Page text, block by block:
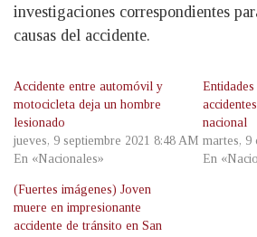
investigaciones correspondientes
causas del accidente.
Accidente entre automóvil y
motocicleta deja un hombre
lesionado
jueves, 9 septiembre 2021 8:48 AM
En «Nacionales»
nacional
martes, 9
En
(Fuertes imágenes) Joven
muere en impresionante
accidente de tránsito en San